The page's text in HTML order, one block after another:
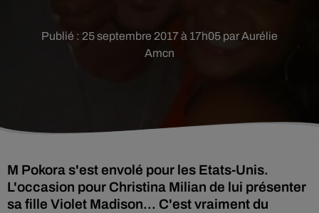
Publié : 25 septembre 2017 à 17h05 par Aurélie
Amcn
M Pokora s'est envolé pour les Etats-Unis.
L'occasion pour Christina Milian de lui présenter
sa fille Violet Madison... C'est vraiment du